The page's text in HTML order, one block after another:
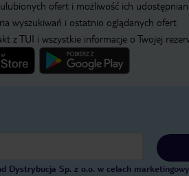
ofert i możliwość ich
wyszukiwań i ostatnio oglądanych ofert
z TUI i wszystkie informacje o Twojej
Dystrybucja Sp. z o.o. w celach